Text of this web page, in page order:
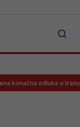
odluka o transferu